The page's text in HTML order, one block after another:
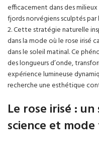
efficacement dans des
fjords norvégiens sculptés par
2. Cette stratégie naturelle
dans la mode où le rose irisé
dans le soleil matinal. Ce
des longueurs d’onde,
expérience lumineuse
recherche une esthétique
Le rose irisé :
science et mode